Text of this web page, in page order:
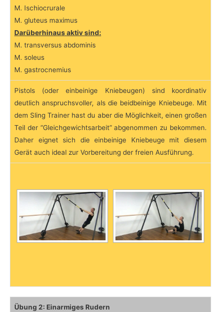
M. Ischiocrurale
M. gluteus maximus
Darüberhinaus aktiv sind:
M. transversus abdominis
M. soleus
M. gastrocnemius
Pistols (oder einbeinige Kniebeugen) sind koordinativ
deutlich anspruchsvoller, als die beidbeinige Kniebeuge. Mit
dem Sling Trainer hast du aber die Möglichkeit, einen großen
Teil der “Gleichgewichtsarbeit” abgenommen zu bekommen.
Daher eignet sich die einbeinige Kniebeuge mit diesem
Gerät auch ideal zur Vorbereitung der freien Ausführung.
Übung 2: Einarmiges Rudern